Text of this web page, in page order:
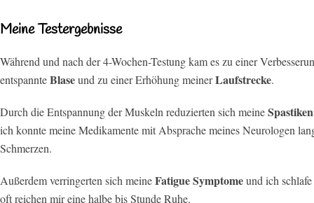
Meine Testergebnisse
Während und nach der 4-Wochen-Testung kam es zu einer
entspannteBlaseund zu einer Erhöhung meinerLaufstrecke.
Durch die Entspannung der Muskeln reduzierten sich meineSpastiken
ich konnte meine Medikamente mit Absprache meines Neurologen
Schmerzen.
Außerdem verringerten sich meineFatigue Symptomeund ich
oft reichen mir eine halbe bis Stunde Ruhe.